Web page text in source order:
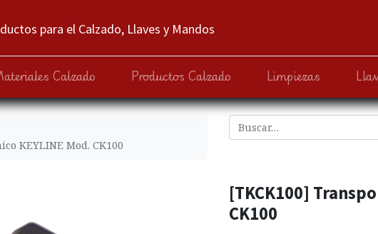
para el Calzado, Llaves y Mandos
Calzado Productos Calzado Limpiezas
KEYLINE Mod. CK100
[TKCK100]
CK100